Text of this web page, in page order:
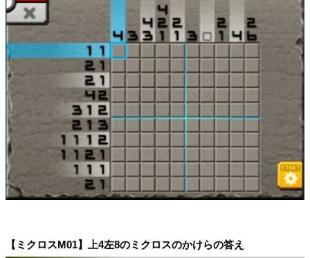
【ミクロスM01】上4左8のミクロスのかけらの答え